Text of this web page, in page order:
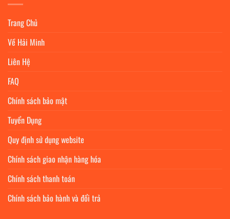
Trang Chủ
Về Hải Minh
Liên Hệ
FAQ
Chính sách bảo mật
Tuyển Dụng
Quy định sử dụng website
Chính sách giao nhận hàng hóa
Chính sách thanh toán
Chính sách bảo hành và đổi trả